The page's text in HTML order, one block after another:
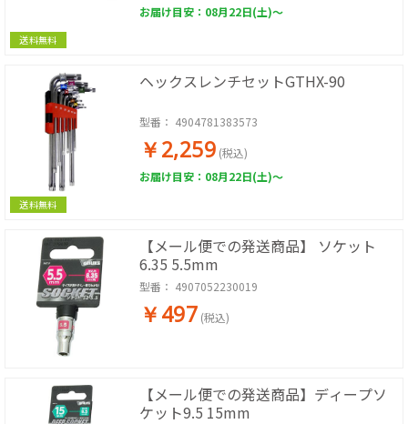
送料無料
お届け目安：08月22日(土)～
送料無料
ヘックスレンチセットGTHX-90
型番： 4904781383573
￥2,259 (税込)
お届け目安：08月22日(土)～
【メール便での発送商品】 ソケット
6.35 5.5mm
型番： 4907052230019
￥497 (税込)
【メール便での発送商品】ディープソ
ケット9.5 15mm